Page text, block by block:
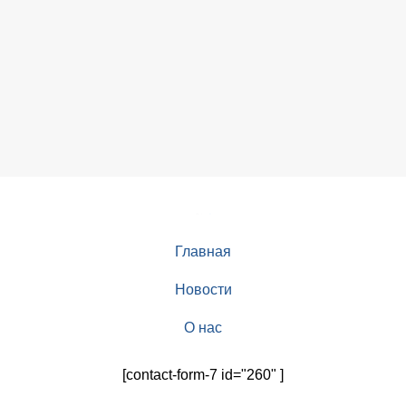
Главная
Новости
О нас
[contact-form-7 id="260" ]